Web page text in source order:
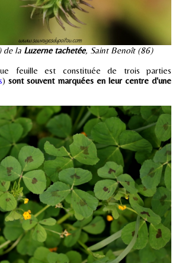
de la Luzerne tachetée, Saint Benoît (86)
feuille est constituée de trois parties
) sont souvent marquées en leur centre d'une